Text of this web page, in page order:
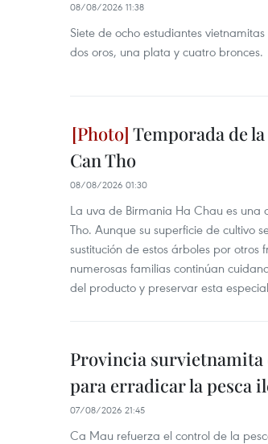
08/08/2026 11:38
Siete de ocho estudiantes
dos oros, una plata y cuatro bronces.
Temporada de
Can Tho
08/08/2026 01:30
La uva de Birmania Ha Chau es
Tho. Aunque su superficie de cultivo
sustitución de estos árboles por
numerosas familias continúan
del producto y preservar esta
Provincia survietnamita
para erradicar la pesca
07/08/2026 21:45
Ca Mau refuerza el control de la